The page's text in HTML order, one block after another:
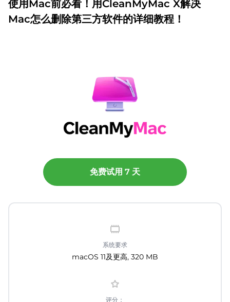
使用Mac前必看！用CleanMyMac X解决
Mac怎么删除第三方软件的详细教程！
免费试用 7 天
系统要求
macOS 11及更高, 320 MB
评分：